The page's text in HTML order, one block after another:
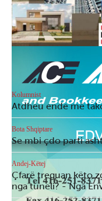
Kolumnist
Atdheu ende më
Bota Shqiptare
Se mbi çdo parti
Andej-Këtej
Çfarë treguan këto
nga tuneli? - Nga